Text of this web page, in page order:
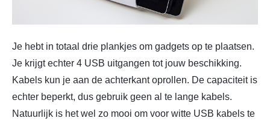
Je hebt in totaal drie plankjes om gadgets op te plaatsen.
Je krijgt echter 4 USB uitgangen tot jouw beschikking.
Kabels kun je aan de achterkant oprollen. De capaciteit is
echter beperkt, dus gebruik geen al te lange kabels.
Natuurlijk is het wel zo mooi om voor witte USB kabels te